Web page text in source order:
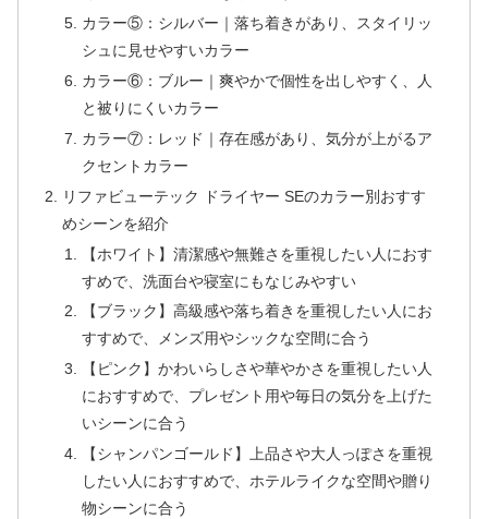
カラー⑤：シルバー｜落ち着きがあり、スタイリッ
シュに見せやすいカラー
カラー⑥：ブルー｜爽やかで個性を出しやすく、人
と被りにくいカラー
カラー⑦：レッド｜存在感があり、気分が上がるア
クセントカラー
リファビューテック ドライヤー SEのカラー別おすす
めシーンを紹介
【ホワイト】清潔感や無難さを重視したい人におす
すめで、洗面台や寝室にもなじみやすい
【ブラック】高級感や落ち着きを重視したい人にお
すすめで、メンズ用やシックな空間に合う
【ピンク】かわいらしさや華やかさを重視したい人
におすすめで、プレゼント用や毎日の気分を上げた
いシーンに合う
【シャンパンゴールド】上品さや大人っぽさを重視
したい人におすすめで、ホテルライクな空間や贈り
物シーンに合う